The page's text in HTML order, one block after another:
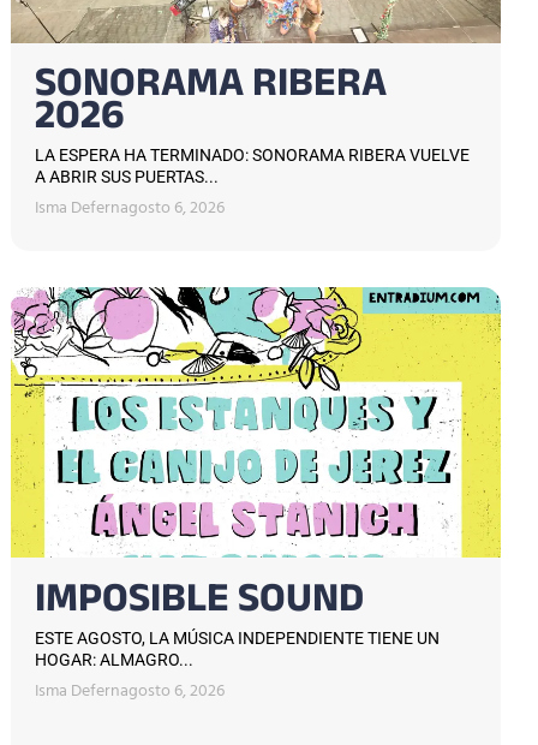
SONORAMA RIBERA
2026
LA ESPERA HA TERMINADO: SONORAMA RIBERA VUELVE
A ABRIR SUS PUERTAS...
Isma Defernagosto 6, 2026
IMPOSIBLE SOUND
ESTE AGOSTO, LA MÚSICA INDEPENDIENTE TIENE UN
HOGAR: ALMAGRO...
Isma Defernagosto 6, 2026